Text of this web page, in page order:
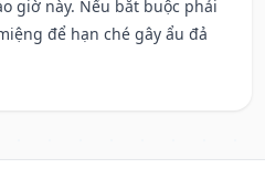
giờ này. Nếu bắt buộc phải
để hạn ché gây ẩu đả